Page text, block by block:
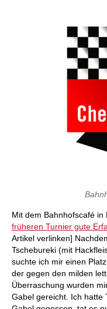
Mit dem Bahnhofscafé in
früheren Turnier gute
Artikel verlinken]
Tschebureki (mit
suchte ich mir einen
der gegen den milden
Überraschung wurden
Gabel gereicht. Ich hatte